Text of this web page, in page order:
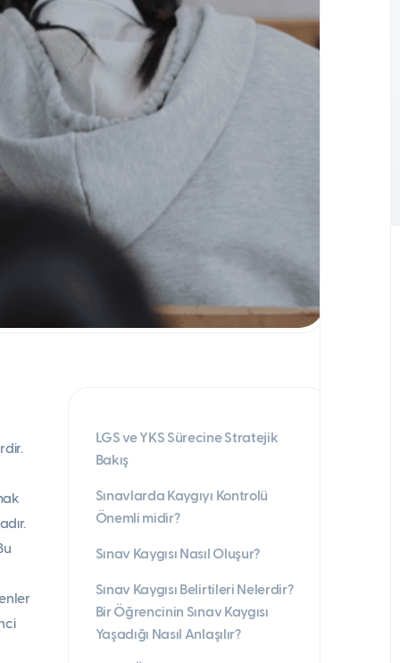
LGS ve YKS Sürecine Stratejik
Bakış
Sınavlarda Kaygıyı Kontrolü
Önemli midir?
Sınav Kaygısı Nasıl Oluşur?
Sınav Kaygısı Belirtileri Nelerdir?
Bir Öğrencinin Sınav Kaygısı
Yaşadığı Nasıl Anlaşılır?